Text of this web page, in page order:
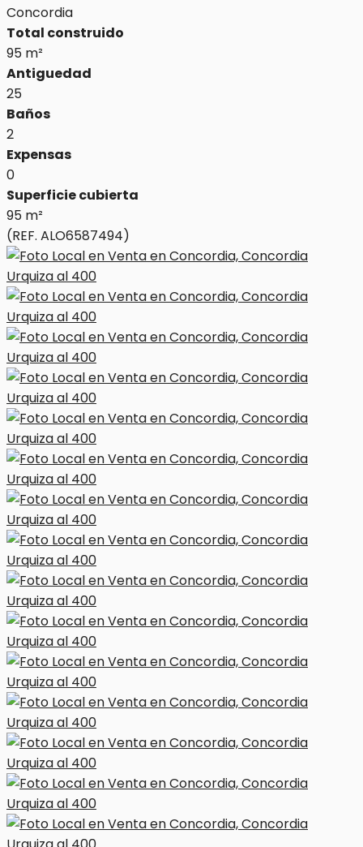
Concordia
Total construido
95 m²
Antiguedad
25
Baños
2
Expensas
0
Superficie cubierta
95 m²
(REF. ALO6587494)